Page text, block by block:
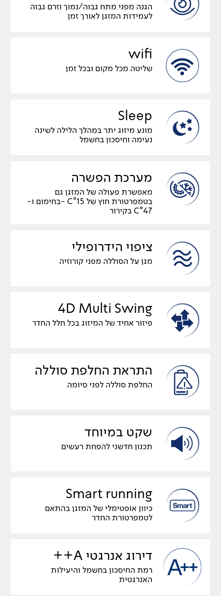
הגנה מפני מתח גבוה/נמוך וזרם גבוה
לעמידות המזגן לאורך זמן
wifi
שליטה מכל מקום ובכל זמן
Sleep
מונע מיזוג יתר במהלך הלילה לשינה
נעימה וחיסכון בחשמל
מערכת הפשרה
מאפשרת פעולה של המזגן גם
בטמפרטורת חוץ של C°15 -בחימום ו-
C°47 בקירור
ציפוי הידרופילי
מגן על הסוללה מפני קורוזיה
4D Multi Swing
פיזור אחיד של המיזוג בכל חלל החדר
התראת החלפת סוללה
החלפת סוללה לפני סיומה
שקט במיוחד
תכנון חדשני להפחת רעשים
Smart running
כיוון אופטימלי של המזגן בהתאם
לטמפרטורת החדר
דירוג אנרגטי A++
רמת החיסכון בחשמל והיעילות
האנרגטית